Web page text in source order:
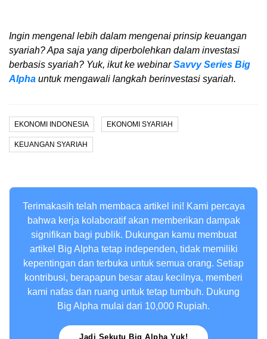
Ingin mengenal lebih dalam mengenai prinsip keuangan
syariah? Apa saja yang diperbolehkan dalam investasi
berbasis syariah? Yuk, ikut ke webinarSavvy Series Big
Alpha untuk mengawali langkah berinvestasi syariah.
EKONOMI INDONESIA EKONOMI SYARIAH
KEUANGAN SYARIAH
Terimakasih telah membaca artikel ini! Kami percaya
bahwa kerja kolaboratif akan memberikan dampak
signifikan bagi publik. Dukungan kamu membuat
artikel Big Alpha tetap independen, tidak memiliki
kepentingan dan terbuka untuk semua orang. Setiap
kontribusi, berapapun besar atau kecilnya, memberi
kami nafas dan ruang untuk tetap tumbuh. Dukung
Big Alpha mulai dari 10,000 Rupiah.
Jadi Sekutu Big Alpha Yuk!